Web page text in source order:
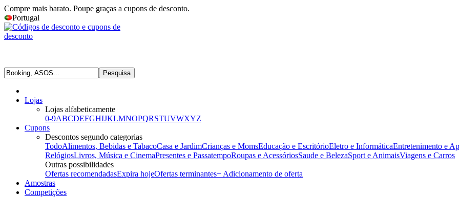
Compre mais barato. Poupe graças a cupons de desconto.
Portugal
Pesquisa
Lojas
Lojas alfabeticamente
0-9ABCDEFGHIJKLMNOPQRSTUVWXYZ
Cupons
Descontos segundo categorias
TodoAlimentos, Bebidas e TabacoCasa e JardimCrianças e MomsEducação e EscritórioEletro e InformáticaEntretenimento e
RelógiosLivros, Música e CinemaPresentes e PassatempoRoupas e AcessóriosSaude e BelezaSport e AnimaisViagens e Carros
Outras possibilidades
Ofertas recomendadasExpira hojeOfertas terminantes+ Adicionamento de oferta
Amostras
Competições